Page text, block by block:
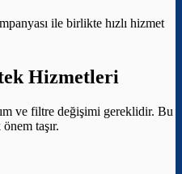
ile birlikte hızlı hizmet
Hizmetleri
ve filtre değişimi gereklidir. Bu
taşır.